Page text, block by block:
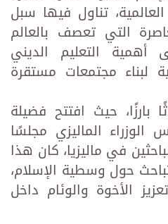
تناول فيها سبل
التي تعصف بالعالم
أهمية التعليم الديني
لبناء مجتمعات مستقرة
بارزًا، حيث افتتح فضيلة
الوزراء الماليزي مجلسًا
في ماليزيا، كان هذا
حول وسطية الإسلام،
الأخوة والوئام داخل